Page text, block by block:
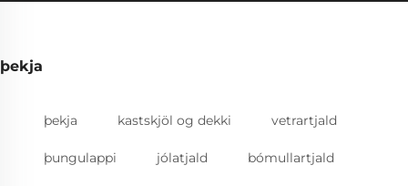
þekja
þekja kastskjöl og dekki vetrartjald
þungulappi jólatjald bómullartjald